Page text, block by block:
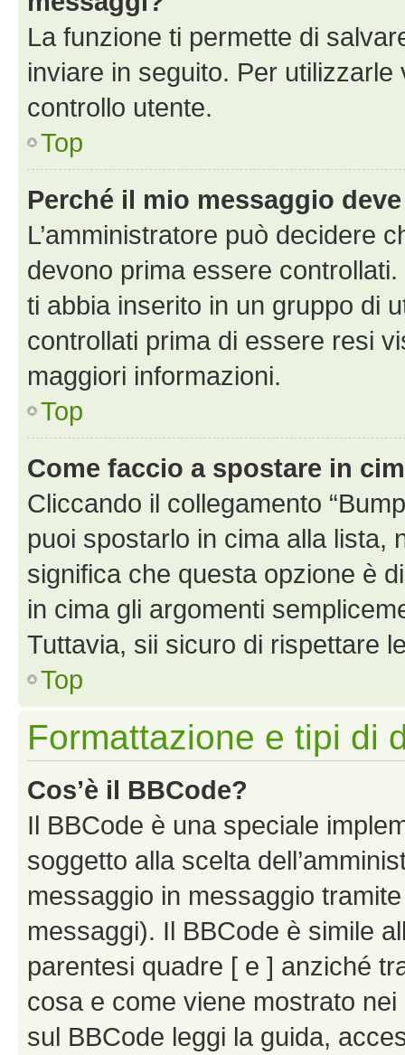
La funzione ti permette di
inviare in seguito. Per utilizzarle
controllo utente.
Top
Perché il mio messaggio
L’amministratore può decidere
devono prima essere
ti abbia inserito in un gruppo di
controllati prima di essere resi
maggiori informazioni.
Top
Come faccio a spostare in
Cliccando il collegamento
puoi spostarlo in cima alla lista,
significa che questa opzione è
in cima gli argomenti
Tuttavia, sii sicuro di rispettare
Top
Formattazione e tipi di
Cos’è il BBCode?
Il BBCode è una speciale
soggetto alla scelta
messaggio in messaggio
messaggi). Il BBCode è simile
parentesi quadre [ e ] anziché
cosa e come viene mostrato
sul BBCode leggi la guida,